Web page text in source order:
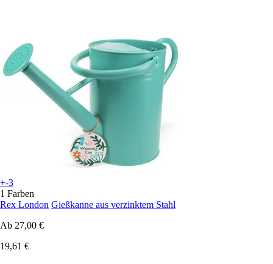
+-3
1 Farben
Rex London Gießkanne aus verzinktem Stahl
Ab 27,00 €
19,61 €